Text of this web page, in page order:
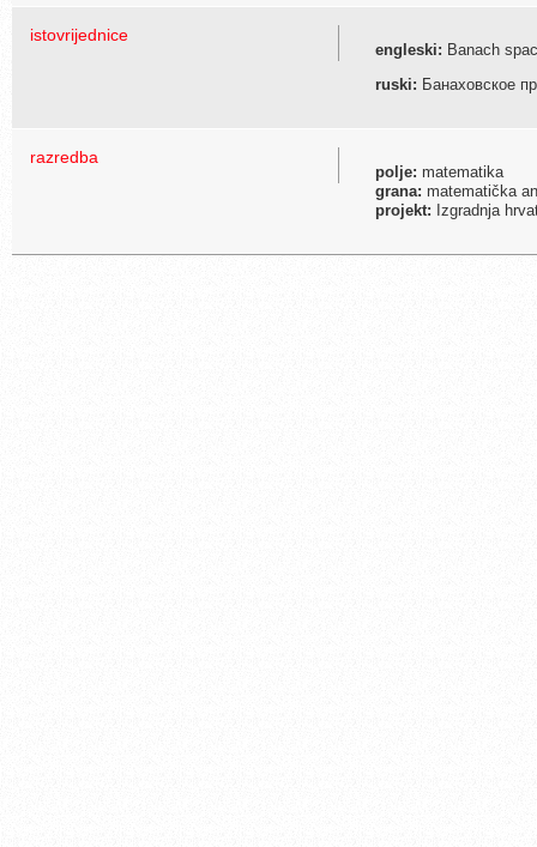
istovrijednice
engleski: Banach
ruski: Банаховское
razredba
polje: matematika
grana: matematička
projekt: Izgradnja